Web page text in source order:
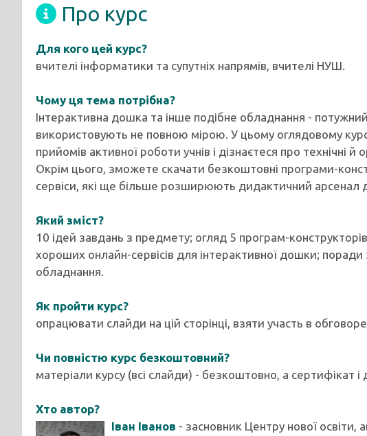
Про курс
Для кого цей курс?
вчителі інформатики та супутніх напрямів, вчителі НУШ.
Чому ця тема потрібна?
Інтерактивна дошка та інше подібне обладнання -
використовують не повною мірою. У цьому оглядовому
прийомів активної роботи учнів і дізнаєтеся про технічні й
Окрім цього, зможете скачати безкоштовні програми-
сервіси, які ще більше розширюють дидактичний арсенал
Який зміст?
10 ідей завдань з предмету; огляд 5 програм-
хороших онлайн-сервісів для інтерактивної дошки;
обладнання.
Як пройти курс?
опрацювати слайди на цій сторінці, взяти участь в
Чи повністю курс безкоштовний?
матеріали курсу (всі слайди) - безкоштовно, а сертифікат
Хто автор?
Іван Іванов - засновник Центру нової